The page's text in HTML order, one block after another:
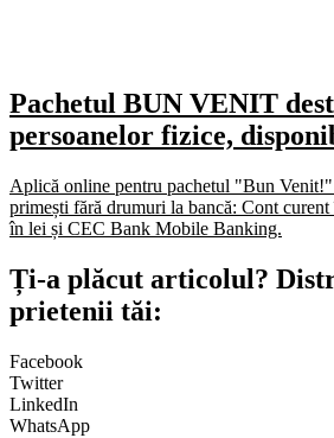
Pachetul BUN VENIT
persoanelor fizice,
Aplică online pentru pachetul "Bun
primești fără drumuri la bancă: Cont
în lei și CEC Bank Mobile Banking.​
Ți-a plăcut articolul?
prietenii tăi:
Facebook
Twitter
LinkedIn
WhatsApp